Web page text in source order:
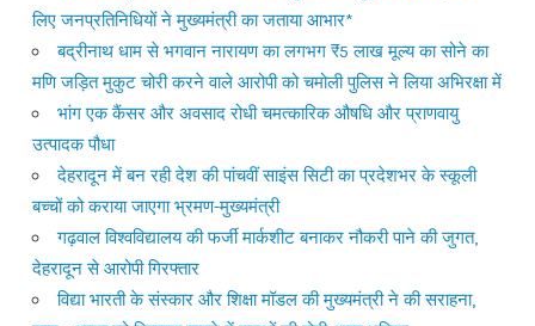
लिए जनप्रतिनिधियों ने मुख्यमंत्री का जताया आभार*
बद्रीनाथ धाम से भगवान नारायण का लगभग ₹5 लाख मूल्य का सोने का
मणि जड़ित मुकुट चोरी करने वाले आरोपी को चमोली पुलिस ने लिया अभिरक्षा में
भांग एक कैंसर और अवसाद रोधी चमत्कारिक औषधि और प्राणवायु
उत्पादक पौधा
देहरादून में बन रही देश की पांचवीं साइंस सिटी का प्रदेशभर के स्कूली
बच्चों को कराया जाएगा भ्रमण-मुख्यमंत्री
गढ़वाल विश्वविद्यालय की फर्जी मार्कशीट बनाकर नौकरी पाने की जुगत,
देहरादून से आरोपी गिरफ्तार
विद्या भारती के संस्कार और शिक्षा मॉडल की मुख्यमंत्री ने की सराहना,